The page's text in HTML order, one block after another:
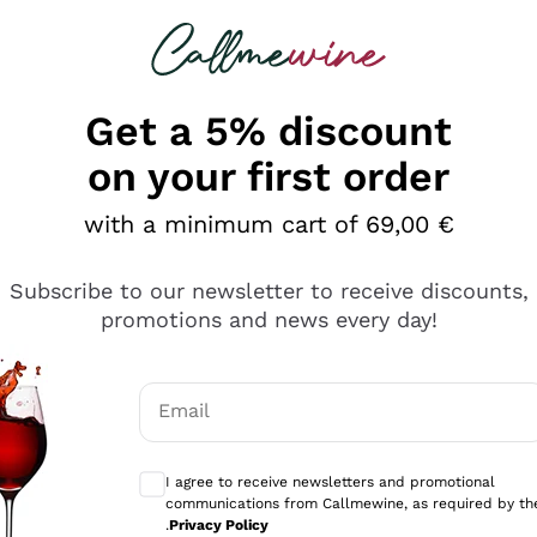
looking for
è male ma secondo me ci sono alternative che
Get a 5% discount
on your first order
with a minimum cart of 69,00 €
Subscribe to our newsletter to receive discounts,
promotions and news every day!
Email
I agree to receive newsletters and promotional
communications from Callmewine, as required by
.Privacy Policy